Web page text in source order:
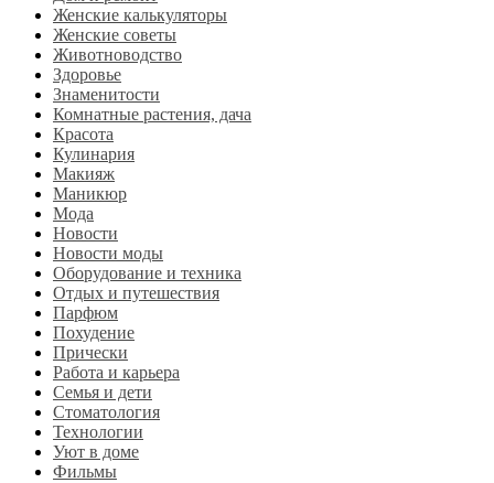
Женские калькуляторы
Женские советы
Животноводство
Здоровье
Знаменитости
Комнатные растения, дача
Красота
Кулинария
Макияж
Маникюр
Мода
Новости
Новости моды
Оборудование и техника
Отдых и путешествия
Парфюм
Похудение
Прически
Работа и карьера
Семья и дети
Стоматология
Технологии
Уют в доме
Фильмы